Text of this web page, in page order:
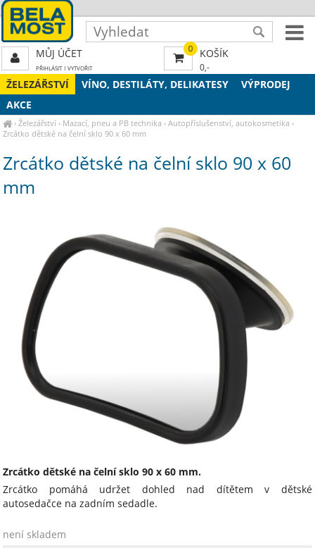
ŽELEZÁŘSTVÍ VÍNO, DESTILÁTY, DELIKATESY
VÝPRODEJ
AKCE
›Železářství › Mazací, pneu a PB technika ›Autopříslušenství, autokosmetika ›
Zrcátko dětské na čelní sklo 90 x 60 mm
Zrcátko dětské na čelní sklo 90 x 60
mm
Zrcátko dětské na čelní sklo 90 x 60 mm.
Zrcátko pomáhá udržet dohled nad dítětem v dětské
autosedačce na zadním sedadle.
není skladem
0 KOŠÍK
0,-
MŮJ ÚČET
PŘIHLÁSIT| VYTVOŘIT